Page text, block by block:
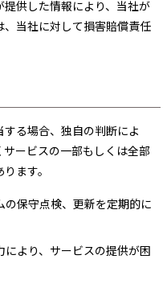
供した情報により、当社が
当社に対して損害賠償責任
る場合、独自の判断によ
ービスの一部もしくは全部
ます。
保守点検、更新を定期的に
より、サービスの提供が困